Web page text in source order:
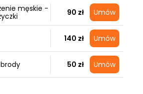
męskie -
90 zł Umów
140 zł Umów
50 zł Umów